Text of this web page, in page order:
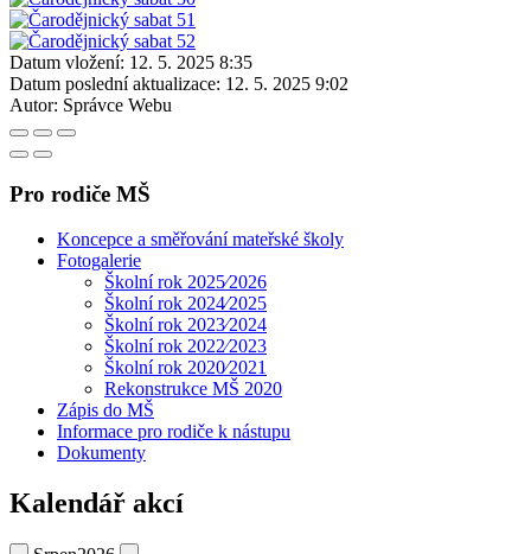
Datum vložení: 12. 5. 2025 8:35
Datum poslední aktualizace: 12. 5. 2025 9:02
Autor: Správce Webu
Pro rodiče MŠ
Koncepce a směřování mateřské školy
Fotogalerie
Školní rok 2025⁄2026
Školní rok 2024⁄2025
Školní rok 2023⁄2024
Školní rok 2022⁄2023
Školní rok 2020⁄2021
Rekonstrukce MŠ 2020
Zápis do MŠ
Informace pro rodiče k nástupu
Dokumenty
Kalendář akcí